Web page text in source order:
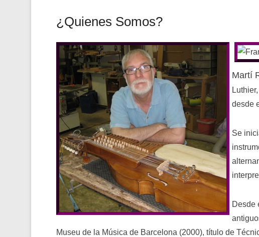
¿Quienes Somos?
Martí
desde
Se
Desde
Museu de la Música de Barcelona (2000), título de